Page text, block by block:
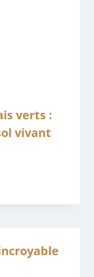
verts :
vivant